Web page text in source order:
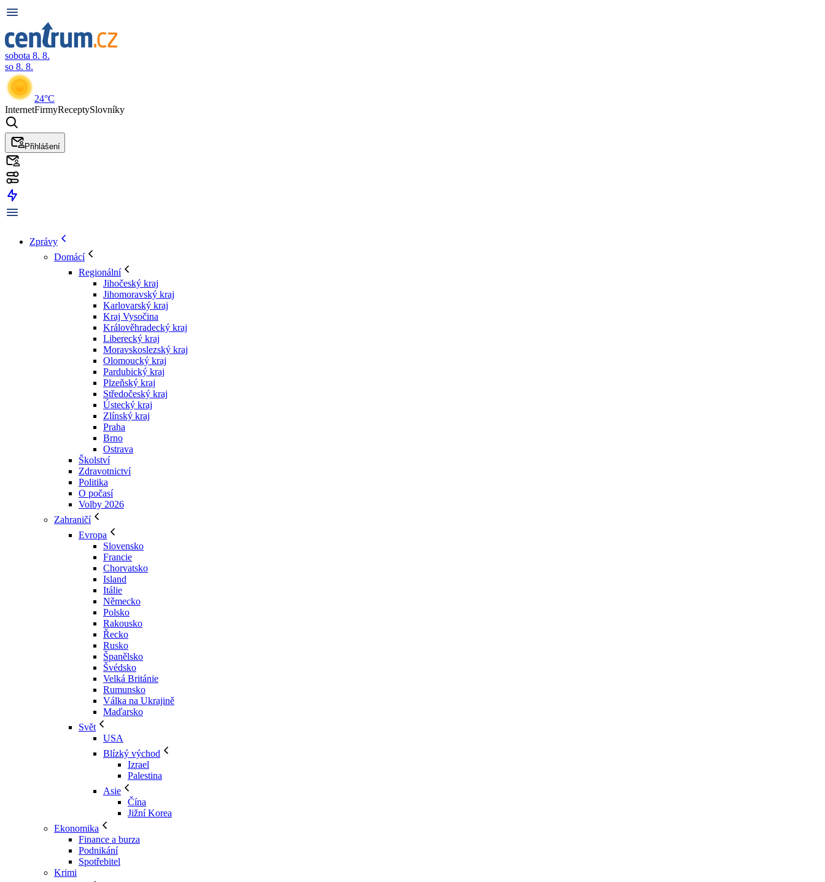
sobota 8. 8.
so 8. 8.
24°C
InternetFirmyReceptySlovníky
Přihlášení
Zprávy
Domácí
Regionální
Jihočeský kraj
Jihomoravský kraj
Karlovarský kraj
Kraj Vysočina
Králověhradecký kraj
Liberecký kraj
Moravskoslezský kraj
Olomoucký kraj
Pardubický kraj
Plzeňský kraj
Středočeský kraj
Ústecký kraj
Zlínský kraj
Praha
Brno
Ostrava
Školství
Zdravotnictví
Politika
O počasí
Volby 2026
Zahraničí
Evropa
Slovensko
Francie
Chorvatsko
Island
Itálie
Německo
Polsko
Rakousko
Řecko
Rusko
Španělsko
Švédsko
Velká Británie
Rumunsko
Válka na Ukrajině
Maďarsko
Svět
USA
Blízký východ
Izrael
Palestina
Asie
Čína
Jižní Korea
Ekonomika
Finance a burza
Podnikání
Spotřebitel
Krimi